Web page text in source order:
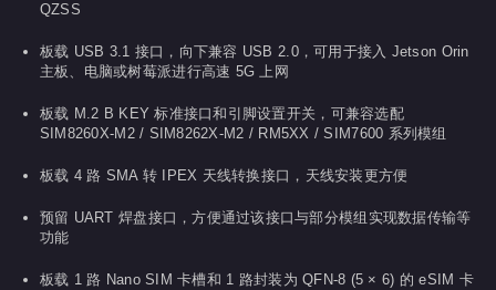
QZSS
板载 USB 3.1 接口，向下兼容 USB 2.0，可用于接入 Jetson Orin
主板、电脑或树莓派进行高速 5G 上网
板载 M.2 B KEY 标准接口和引脚设置开关，可兼容选配
SIM8260X-M2 / SIM8262X-M2 / RM5XX / SIM7600 系列模组
板载 4 路 SMA 转 IPEX 天线转换接口，天线安装更方便
预留 UART 焊盘接口，方便通过该接口与部分模组实现数据传输等
功能
板载 1 路 Nano SIM 卡槽和 1 路封装为 QFN-8 (5 × 6) 的 eSIM 卡